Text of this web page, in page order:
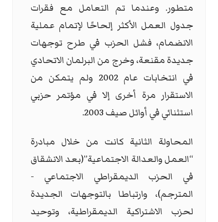
متطور. وعندما تم التعامل مع فقرات
جدول العمل الأكثر إلحاحًا لإتمام عملية
الانضمام، فشل الحزب في طرح توجهات
جديدة مقنعة، وخرج من البرلمان الاتحادي
في انتخابات عام 2002 ولم يتمكن من
الاستقرار مرة أخرى إلا في مؤتمر حزبي
استثنائي في أوائل صيف 2003.
المحاولة الثانية كانت من خلال مبادرة
“العمل والعدالة الاجتماعية”(بعد الانشقاق
في الحزب الديمقراطي الاجتماعي -
المترجم)، وارتباطا بالتوجهات الجديدة
لحزب الاشتراكية الديمقراطية، وتوحيد